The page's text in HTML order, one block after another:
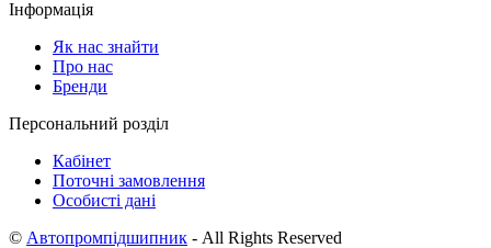
Інформація
Як нас знайти
Про нас
Бренди
Персональний розділ
Кабінет
Поточні замовлення
Особисті дані
© Автопромпідшипник - All Rights Reserved